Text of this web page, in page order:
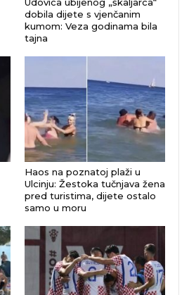
dobila dijete s vjenčanim
kumom: Veza godinama bila
tajna
Haos na poznatoj plaži u
Ulcinju: Žestoka tučnjava žena
pred turistima, dijete ostalo
samo u moru